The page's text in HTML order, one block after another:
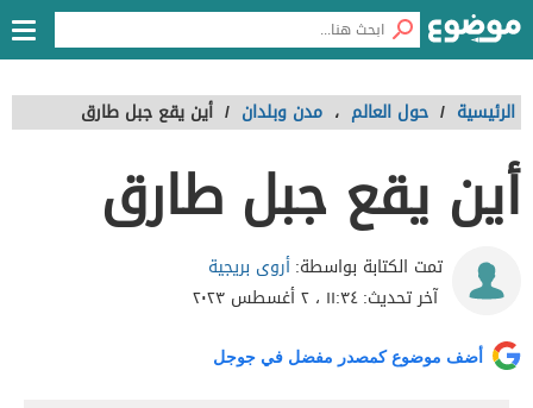
الرئيسية / حول العالم ، مدن وبلدان / أين يقع جبل طارق
أين يقع جبل طارق
تمت الكتابة بواسطة:أروى بريجية
آخر تحديث:١١:٣٤ ، ٢ أغسطس ٢٠٢٣
أضف موضوع كمصدر مفضل في جوجل